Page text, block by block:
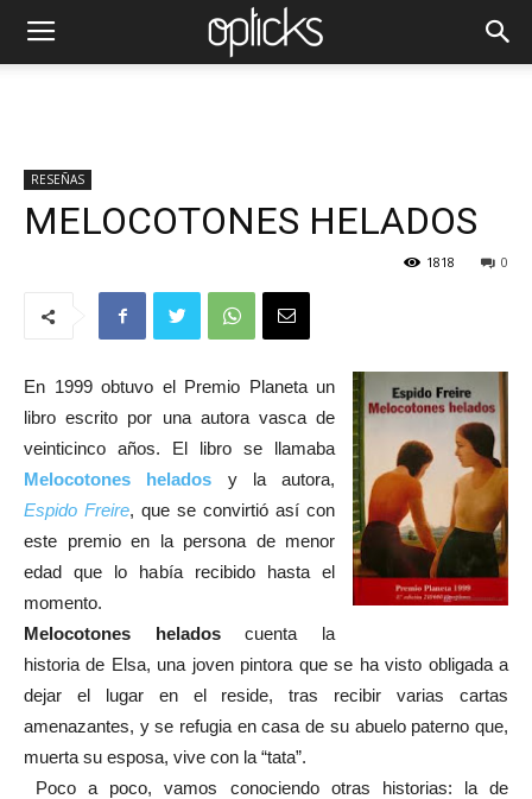
RESEÑAS
MELOCOTONES HELADOS
0
1818
En 1999 obtuvo el Premio Planeta un
libro escrito por una autora vasca de
veinticinco años. El libro se llamaba
Melocotones helados y la autora,
Espido Freire, que se convirtió así con
este premio en la persona de menor
edad que lo había recibido hasta el
momento.
Melocotones heladoscuenta la
historia de Elsa, una joven pintora que se ha visto obligada a
dejar el lugar en el reside, tras recibir varias cartas
amenazantes, y se refugia en casa de su abuelo paterno que,
muerta su esposa, vive con la “tata”.
Poco a poco, vamos conociendo otras historias: la de